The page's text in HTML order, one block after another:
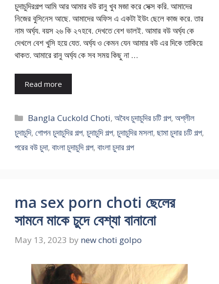
চুদাচুদিরগল্প আমি আর আমার বউ রানু খুব মজা করে সেক্স করি. আমাদের
নিজের বুসিনেস আছে. আমাদের অফিস এ একটা ইউং ছেলে কাজ করে. তার
নাম অর্ঘ্য. বয়স ২৬ কি ২৭হবে. দেখতে বেশ ভালই. আমার বউ অর্ঘ্য কে
দেখলে বেশ খুসি হয়ে যেত. অর্ঘ্য ও কেমন যেন আমার বউ এর দিকে তাকিয়ে
থাকত. আমারে রানু অর্ঘ্য কে সব সময় কিছু না …
Read more
Categories
Bangla Cuckold Choti,অবৈধ চুদাচুদির চটি গল্প,অশ্লীল
চুদাচুদি, গোপন চুদাচুদির গল্প, চুদাচুদি গল্প, চুদাচুদির মসলা, ছামা চুদার চটি গল্প,
পরের বউ চুদা, বাংলা চুদাচুদি গল্প, বাংলা চুদার গল্প
ma sex porn choti ছেলের
সামনে মাকে চুদে বেশ্যা বানানো
May 13, 2023 by new choti golpo